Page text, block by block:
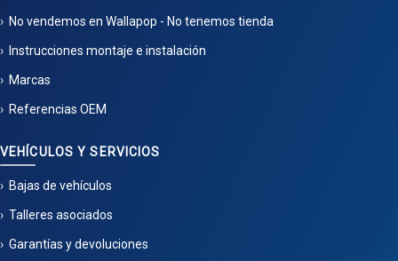
No vendemos en Wallapop - No tenemos tienda
Instrucciones montaje e instalación
Marcas
Referencias OEM
VEHÍCULOS Y SERVICIOS
Bajas de vehículos
Talleres asociados
Garantías y devoluciones